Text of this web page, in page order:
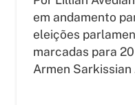
em andamento
eleições
marcadas para
Armen Sarkissian